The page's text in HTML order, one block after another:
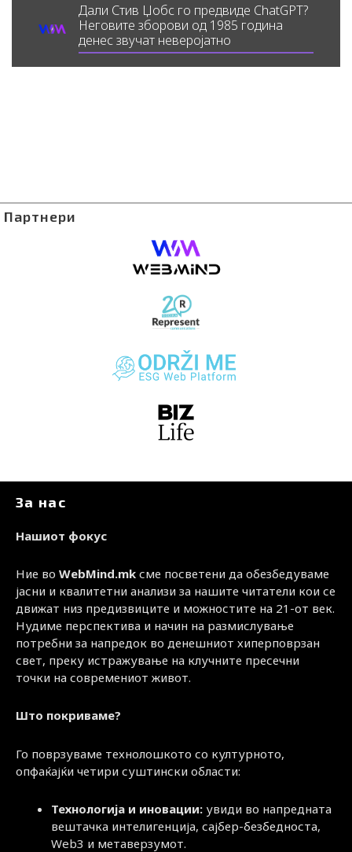
Дали Стив Џобс го предвиде ChatGPT?
Неговите зборови од 1985 година
денес звучат неверојатно
Партнери
За нас
Нашиот фокус
Ние во WebMind.mk сме посветени да обезбедуваме
јасни и квалитетни анализи за нашите читатели кои се
движат низ предизвиците и можностите на 21-от век.
Нудиме перспектива и начин на размислување
потребни за напредок во денешниот хиперповрзан
свет, преку истражување на клучните пресечни
точки на современиот живот.
Што покриваме?
Го поврзуваме технолошкото со културното,
опфаќајќи четири суштински области:
Технологија и иновации: увиди во напредната
вештачка интелигенција, сајбер-безбедноста,
Web3 и метаверзумот.